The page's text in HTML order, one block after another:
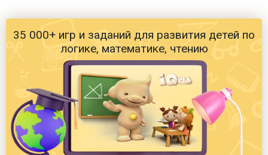
35 000+ игр и заданий для развития детей по
логике, математике, чтению